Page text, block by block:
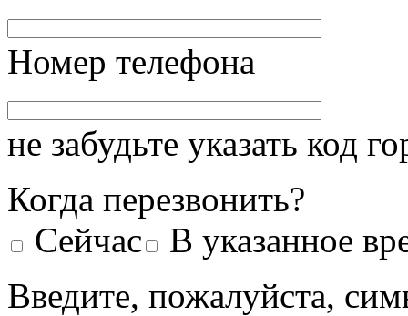
Номер телефона
не забудьте указать код
Когда перезвонить?
Сейчас
В указанное
Введите, пожалуйста,